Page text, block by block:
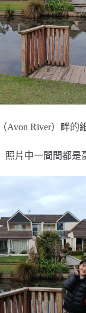
Avon River）畔的
照片中一間間都是